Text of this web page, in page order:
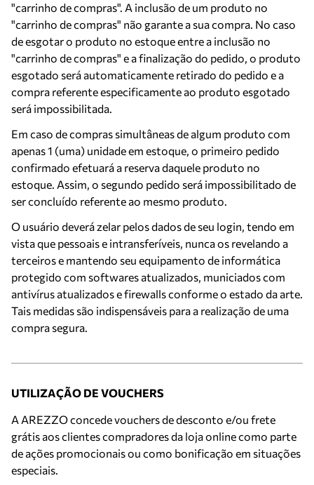
"carrinho de compras". A inclusão de um produto no
"carrinho de compras" não garante a sua compra. No caso
de esgotar o produto no estoque entre a inclusão no
"carrinho de compras" e a finalização do pedido, o produto
esgotado será automaticamente retirado do pedido e a
compra referente especificamente ao produto esgotado
será impossibilitada.
Em caso de compras simultâneas de algum produto com
apenas 1 (uma) unidade em estoque, o primeiro pedido
confirmado efetuará a reserva daquele produto no
estoque. Assim, o segundo pedido será impossibilitado de
ser concluído referente ao mesmo produto.
O usuário deverá zelar pelos dados de seu login, tendo em
vista que pessoais e intransferíveis, nunca os revelando a
terceiros e mantendo seu equipamento de informática
protegido com softwares atualizados, municiados com
antivírus atualizados e firewalls conforme o estado da arte.
Tais medidas são indispensáveis para a realização de uma
compra segura.
UTILIZAÇÃO DE VOUCHERS
A AREZZO concede vouchers de desconto e/ou frete
grátis aos clientes compradores da loja online como parte
de ações promocionais ou como bonificação em situações
especiais.